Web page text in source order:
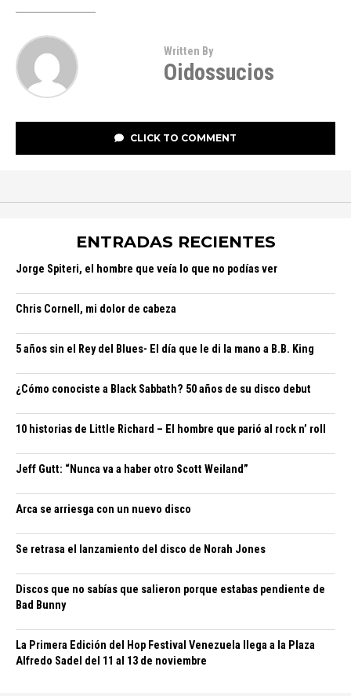
Written By
Oidossucios
CLICK TO COMMENT
ENTRADAS RECIENTES
Jorge Spiteri, el hombre que veía lo que no podías ver
Chris Cornell, mi dolor de cabeza
5 años sin el Rey del Blues- El día que le di la mano a B.B. King
¿Cómo conociste a Black Sabbath? 50 años de su disco debut
10 historias de Little Richard – El hombre que parió al rock n’ roll
Jeff Gutt: “Nunca va a haber otro Scott Weiland”
Arca se arriesga con un nuevo disco
Se retrasa el lanzamiento del disco de Norah Jones
Discos que no sabías que salieron porque estabas pendiente de
Bad Bunny
La Primera Edición del Hop Festival Venezuela llega a la Plaza
Alfredo Sadel del 11 al 13 de noviembre